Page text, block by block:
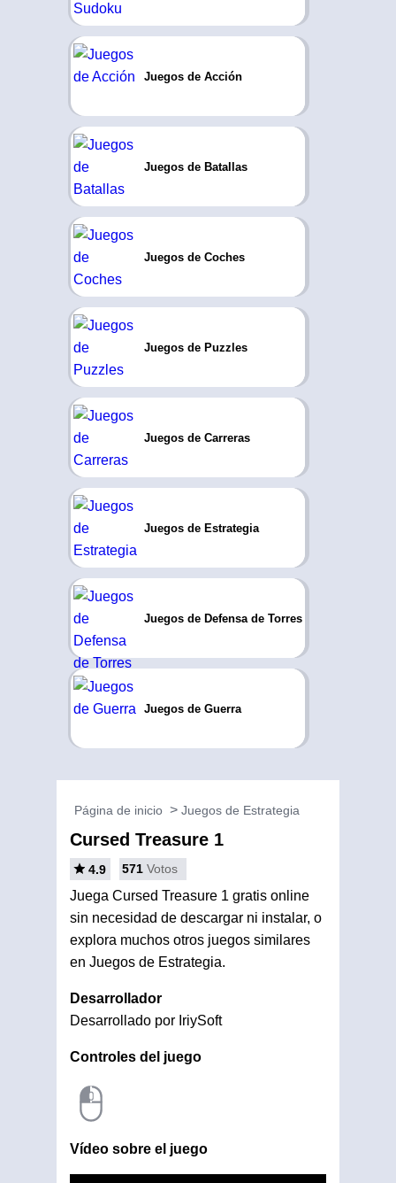
Juegos de Acción
Juegos de Batallas
Juegos de Coches
Juegos de Puzzles
Juegos de Carreras
Juegos de Estrategia
Juegos de Defensa de Torres
Juegos de Guerra
Página de inicio Juegos de Estrategia
Cursed Treasure 1
4.9 571 Votos
Juega Cursed Treasure 1 gratis online
sin necesidad de descargar ni instalar, o
explora muchos otros juegos similares
en Juegos de Estrategia.
Desarrollador
Desarrollado por IriySoft
Controles del juego
Vídeo sobre el juego